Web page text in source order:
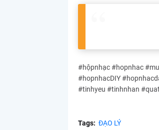
#hộpnhạc #hopnhac
#hopnhacDIY
#tinhyeu #tinhnhan
Tags: ĐẠO LÝ